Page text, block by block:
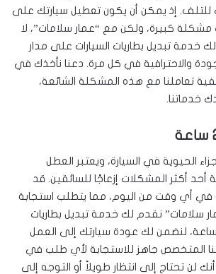
للتلف. إذ يمكن أن يكون تعطيل سيارتك على
مشكلة كبيرة، ولكن مع “عمار سلامات”، لا
خدمة تبديل بطاريات السيارات على مدار
والاحترافية في كل مرة. دعنا نأخذك في
تعاملنا مع هذه المشكلة الشائعة،
خدماتنا.
الحيوية في السيارة، ويعتبر العطل
أحد أكثر المشكلات إزعاجًا للسائقين. قد
في أي وقت من اليوم، مما يتطلب استجابة
سلامات” نقدم لك خدمة تبديل بطاريات
لنضمن لك عودة سيارتك إلى العمل
المتخصص جاهز للاستجابة لأي طلب في
لن تحتاج إلى انتظار طويلاً أو التوجه إلى